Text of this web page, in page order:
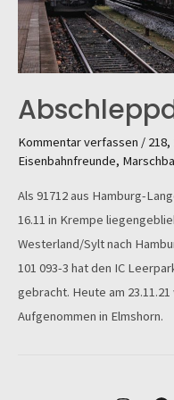
Kommentar verfassen / 218,
Eisenbahnfreunde,
Als 91712 aus Hamburg-
16.11 in Krempe
Westerland/Sylt nach
101 093-3 hat den IC
gebracht. Heute am
Aufgenommen in Elmshorn.